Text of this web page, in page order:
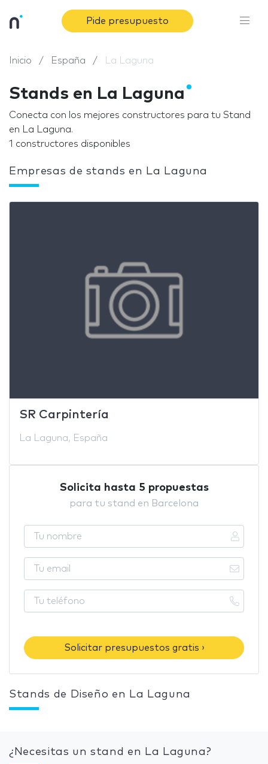
Pide presupuesto
Inicio España La Laguna
Stands en La Laguna
Conecta con los mejores constructores para tu Stand
en La Laguna.
1 constructores disponibles
Empresas de stands en La Laguna
SR Carpintería
La Laguna, España
Solicita hasta 5 propuestas
para tu stand en Barcelona
Solicitar presupuestos gratis ›
Stands de Diseño en La Laguna
¿Necesitas un stand en La Laguna?